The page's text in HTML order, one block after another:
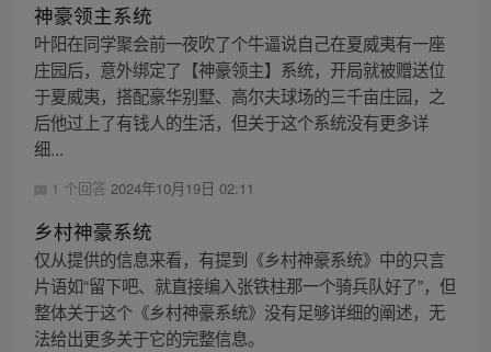
神豪领主系统
叶阳在同学聚会前一夜吹了个牛逼说自己在夏威夷有一座
庄园后，意外绑定了【神豪领主】系统，开局就被赠送位
于夏威夷，搭配豪华别墅、高尔夫球场的三千亩庄园，之
后他过上了有钱人的生活，但关于这个系统没有更多详
细...
1 个回答 2024年10月19日 02:11
乡村神豪系统
仅从提供的信息来看，有提到《乡村神豪系统》中的只言
片语如“留下吧、就直接编入张铁柱那一个骑兵队好了”，但
整体关于这个《乡村神豪系统》没有足够详细的阐述，无
法给出更多关于它的完整信息。